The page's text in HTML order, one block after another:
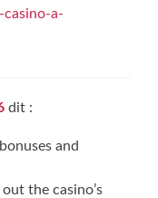
a-
dit :
and
the casino’s